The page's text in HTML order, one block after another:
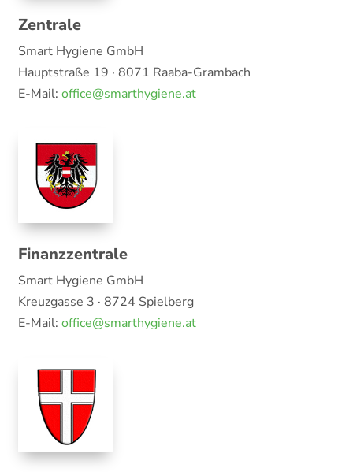
Zentrale
Smart Hygiene GmbH
Hauptstraße 19 · 8071 Raaba-Grambach
E-Mail: office@smarthygiene.at
Finanzzentrale
Smart Hygiene GmbH
Kreuzgasse 3 · 8724 Spielberg
E-Mail: office@smarthygiene.at